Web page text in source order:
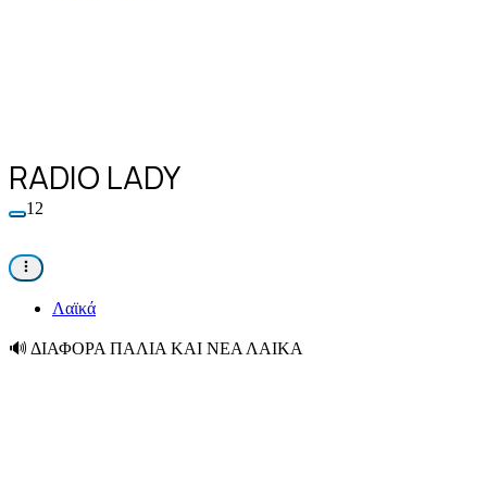
RADIO LADY
12
Λαϊκά
🔊 ΔΙΑΦΟΡΑ ΠΑΛΙΑ ΚΑΙ ΝΕΑ ΛΑΙΚΑ